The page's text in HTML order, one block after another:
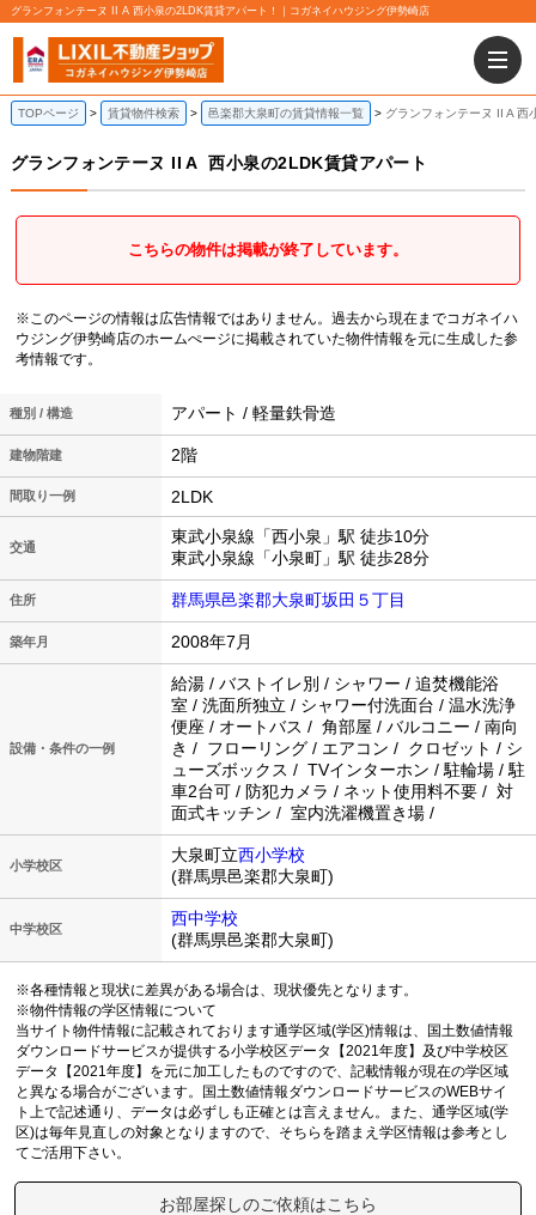
グランフォンテーヌ II A 西小泉の2LDK賃貸アパート！｜コガネイハウジング伊勢崎店
TOPページ 賃貸物件検索 邑楽郡大泉町の賃貸情報一覧 グランフォンテーヌ II A 西
グランフォンテーヌ II A 西小泉の2LDK賃貸アパート
こちらの物件は掲載が終了しています。
※このページの情報は広告情報ではありません。過去から現在までコガネイハ
ウジング伊勢崎店のホームぺージに掲載されていた物件情報を元に生成した参
考情報です。
種別 / 構造 アパート / 軽量鉄骨造
建物階建 2階
間取り一例 2LDK
交通
東武小泉線「西小泉」駅 徒歩10分
東武小泉線「小泉町」駅 徒歩28分
住所 群馬県邑楽郡大泉町坂田５丁目
築年月 2008年7月
設備・条件の一例
給湯 / バストイレ別 / シャワー / 追焚機能浴
室 / 洗面所独立 / シャワー付洗面台 / 温水洗浄
便座 / オートバス / 角部屋 / バルコニー / 南向
き / フローリング / エアコン / クロゼット / シ
ューズボックス / TVインターホン / 駐輪場 / 駐
車2台可 / 防犯カメラ / ネット使用料不要 / 対
面式キッチン / 室内洗濯機置き場 /
小学校区
大泉町立西小学校
(群馬県邑楽郡大泉町)
中学校区
西中学校
(群馬県邑楽郡大泉町)
※各種情報と現状に差異がある場合は、現状優先となります。
※物件情報の学区情報について
当サイト物件情報に記載されております通学区域(学区)情報は、国土数値情報
ダウンロードサービスが提供する小学校区データ【2021年度】及び中学校区
データ【2021年度】を元に加工したものですので、記載情報が現在の学区域
と異なる場合がございます。国土数値情報ダウンロードサービスのWEBサイ
ト上で記述通り、データは必ずしも正確とは言えません。また、通学区域(学
区)は毎年見直しの対象となりますので、そちらを踏まえ学区情報は参考とし
てご活用下さい。
お部屋探しのご依頼はこちら